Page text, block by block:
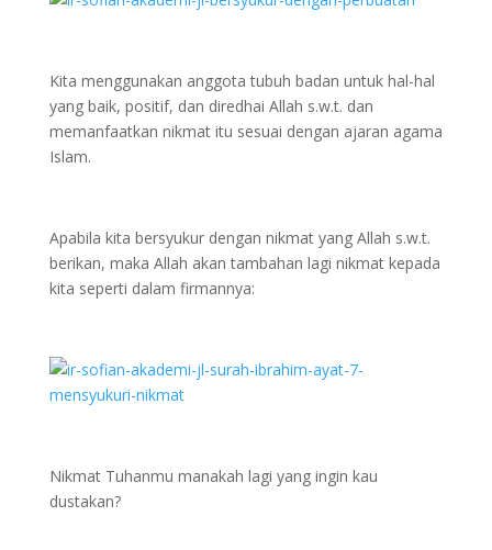
Kita menggunakan anggota tubuh badan untuk hal-hal
yang baik, positif, dan diredhai Allah s.w.t. dan
memanfaatkan nikmat itu sesuai dengan ajaran agama
Islam.
Apabila kita bersyukur dengan nikmat yang Allah s.w.t.
berikan, maka Allah akan tambahan lagi nikmat kepada
kita seperti dalam firmannya:
Nikmat Tuhanmu manakah lagi yang ingin kau
dustakan?